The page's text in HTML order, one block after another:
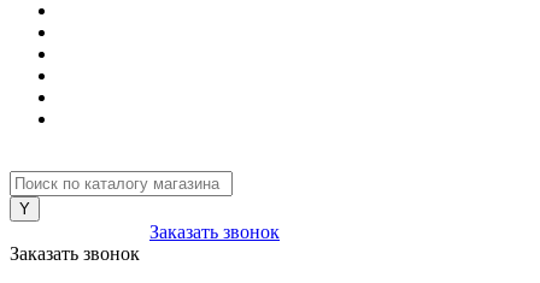
Заказать звонок
Заказать звонок